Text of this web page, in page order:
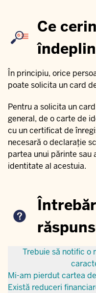
Ce
În principiu, orice
poate solicita un card
Pentru a solicita un
general, de o carte de
cu un certificat de
necesară o declarație
partea unui părinte sau
identitate al acestuia.
Trebuie să notific o
Mi-am pierdut cartea
Există reduceri